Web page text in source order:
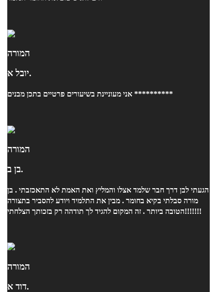
המורה
יובל א.
אני מעוניינת בשיעורים פרטיים בתכן מבנים **********
המורה
בן ב.
הגעתי לבן דרך חבר שלמד אצלו והמליץ ואת האמת לא התאכזבתי . בן
מורה סבלתי בקיא בחומר . מבין את התלמיד ויודע להסביר בתצורה
הטובה ביותר . זה המקום להגיד לך תודהה רק בזכותך הצלחתי!!!!!!!
המורה
דוד א.